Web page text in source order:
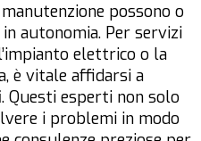
possono o
autonomia. Per servizi
elettrico o la
è vitale affidarsi a
. Questi esperti non solo
i problemi in modo